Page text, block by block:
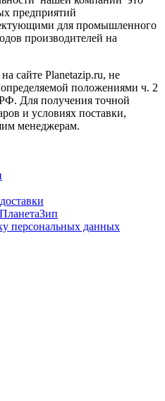
предприятий
для промышленного
производителей на
сайте Planetazip.ru, не
положениями ч. 2
Для получения точной
и условиях поставки,
менеджерам.
персональных данных